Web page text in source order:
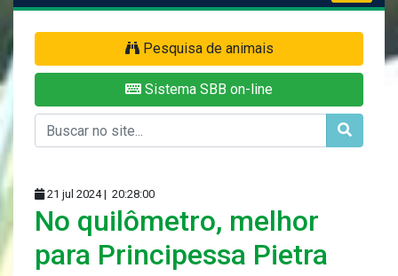
Pesquisa de animais
Sistema SBB on-line
21 jul 2024 | 20:28:00
No quilômetro, melhor
para Principessa Pietra